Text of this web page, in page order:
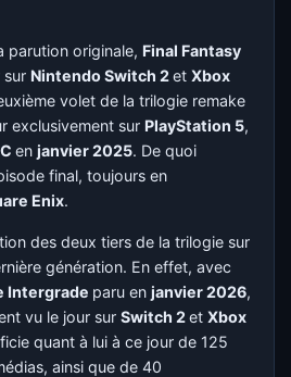
parution originale, Final Fantasy
sur Nintendo Switch 2etXbox
volet de la trilogie remake
exclusivement sur PlayStation 5,
enjanvier 2025. De quoi
final, toujours en
Enix.
des deux tiers de la trilogie sur
génération. En effet, avec
Intergrade paru enjanvier 2026,
vu le jour surSwitch 2etXbox
quant à lui à ce jour de 125
ainsi que de 40